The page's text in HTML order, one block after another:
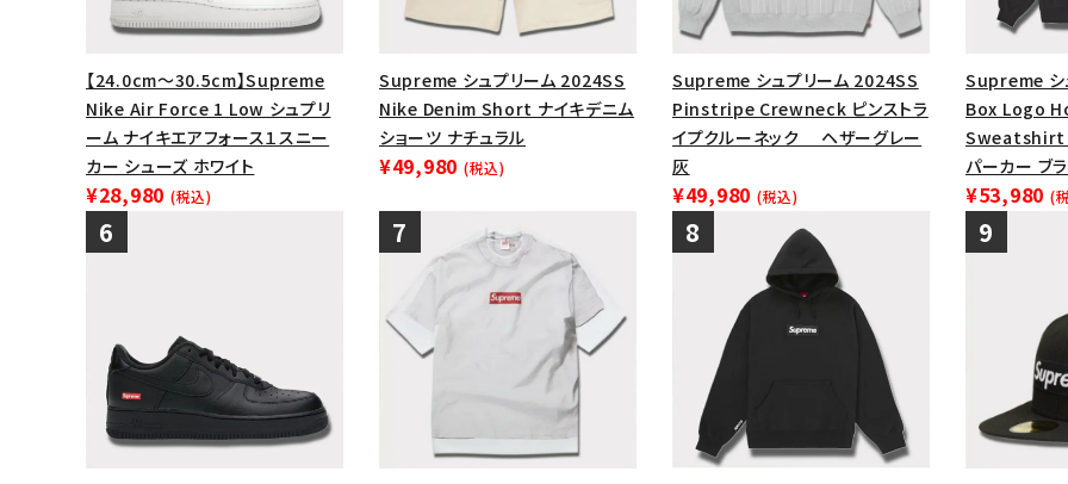
【24.0cm～30.5cm】Supreme
Nike Air Force 1 Low シュプリ
ーム ナイキエアフォース１スニー
カー シューズ ホワイト
¥28,980 (税込)
Supreme シュプリーム 2024SS
Nike Denim Short ナイキデニム
ショーツ ナチュラル
¥49,980 (税込)
Supreme シュプリーム 2024SS
Pinstripe Crewneck ピンストラ
イプクルーネック ヘザーグレー
灰
¥49,980 (税込)
Supreme シ
Box Logo
Sweatshirt
パーカー ブ
¥53,980 (